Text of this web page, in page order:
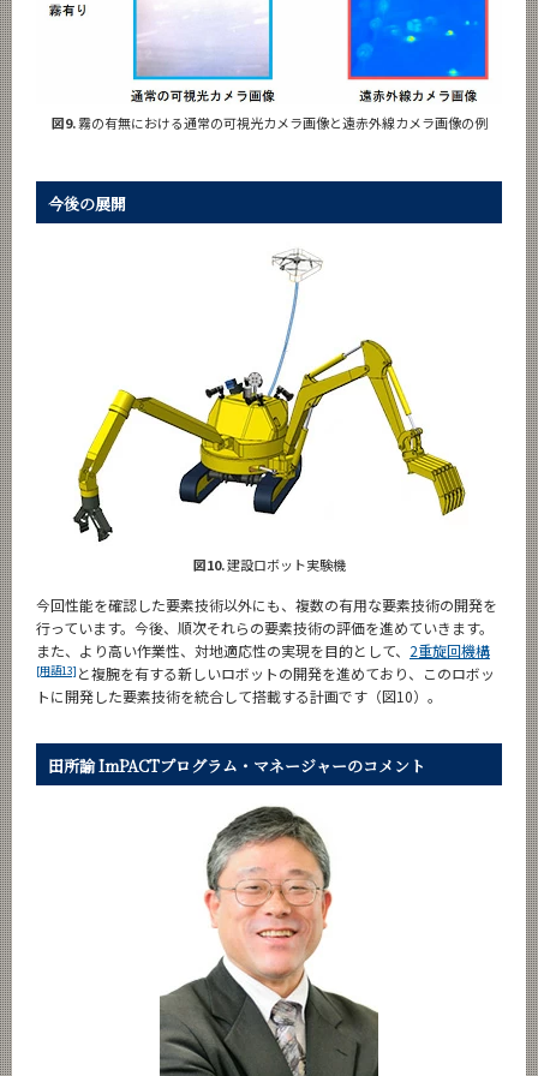
図9.霧の有無における通常の可視光カメラ画像と遠赤外線カメラ画像の例
今後の展開
図10.建設ロボット実験機
今回性能を確認した要素技術以外にも、複数の有用な要素技術の開発を
行っています。今後、順次それらの要素技術の評価を進めていきます。
また、より高い作業性、対地適応性の実現を目的として、 2重旋回機構
[用語13] と複腕を有する新しいロボットの開発を進めており、このロボッ
トに開発した要素技術を統合して搭載する計画です（図10）。
田所諭 ImPACTプログラム・マネージャーのコメント